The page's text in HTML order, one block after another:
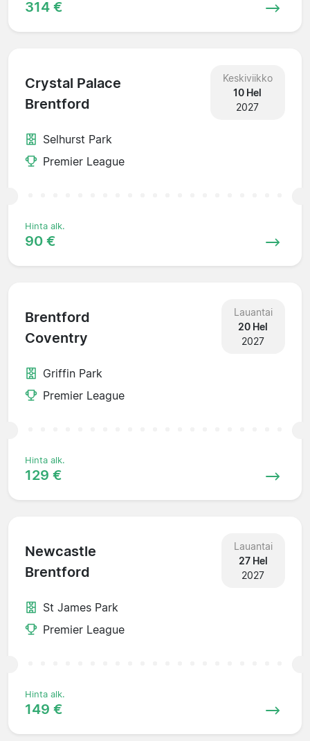
314 €
Crystal Palace
Brentford
Keskiviikko
10 Hel
2027
Selhurst Park
Premier League
Hinta alk.
90 €
Brentford
Coventry
Lauantai
20 Hel
2027
Griffin Park
Premier League
Hinta alk.
129 €
Newcastle
Brentford
Lauantai
27 Hel
2027
St James Park
Premier League
Hinta alk.
149 €